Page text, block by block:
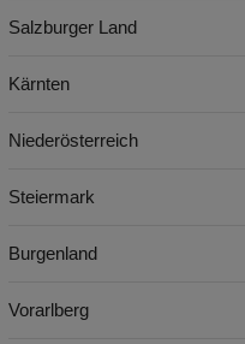
Salzburger Land
Kärnten
Niederösterreich
Steiermark
Burgenland
Vorarlberg